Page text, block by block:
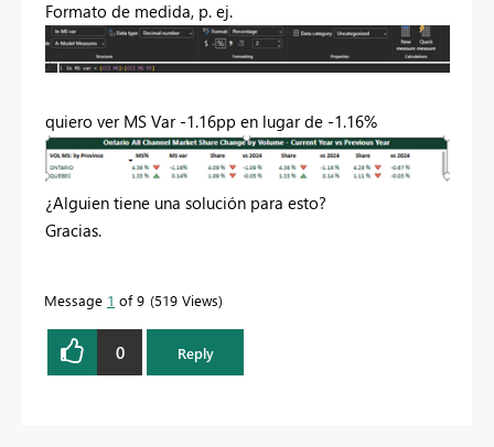
Formato de medida, p. ej.
quiero ver MS Var -1.16pp en lugarde -1.16%
¿Alguien tiene una solución para esto?
Gracias.
Message 1 of 9 519 Views
0 Reply